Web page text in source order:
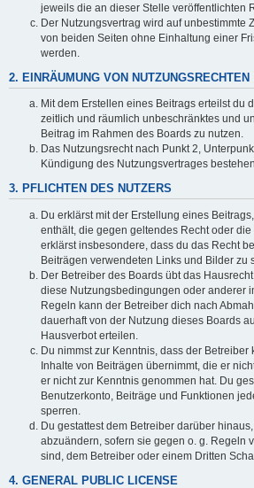
jeweils die an dieser Stelle veröffentlichten
Der Nutzungsvertrag wird auf unbestimmte
von beiden Seiten ohne Einhaltung einer
werden.
2. EINRÄUMUNG VON NUTZUNGSRECHTEN
Mit dem Erstellen eines Beitrags erteilst du
zeitlich und räumlich unbeschränktes und
Beitrag im Rahmen des Boards zu nutzen.
Das Nutzungsrecht nach Punkt 2,
Kündigung des Nutzungsvertrages
3. PFLICHTEN DES NUTZERS
Du erklärst mit der Erstellung eines
enthält, die gegen geltendes Recht oder
erklärst insbesondere, dass du das Recht
Beiträgen verwendeten Links und Bilder zu
Der Betreiber des Boards übt das
diese Nutzungsbedingungen oder anderer
Regeln kann der Betreiber dich nach
dauerhaft von der Nutzung dieses Boards
Hausverbot erteilen.
Du nimmst zur Kenntnis, dass der Betreiber
Inhalte von Beiträgen übernimmt, die er
er nicht zur Kenntnis genommen hat. Du
Benutzerkonto, Beiträge und Funktionen
sperren.
Du gestattest dem Betreiber darüber
abzuändern, sofern sie gegen o. g. Regeln
sind, dem Betreiber oder einem Dritten
4. GENERAL PUBLIC LICENSE